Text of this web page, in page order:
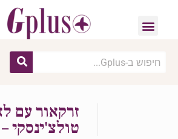
זרקאור עם
טולצ'ינסקי –